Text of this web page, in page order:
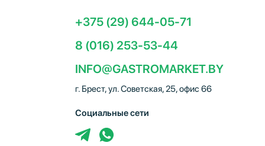
+375 (29) 644-05-71
8 (016) 253-53-44
INFO@GASTROMARKET.BY
г. Брест, ул. Советская, 25, офис 66
Социальные сети